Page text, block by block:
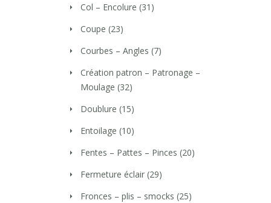
Col – Encolure (31)
Coupe (23)
Courbes – Angles (7)
Création patron – Patronage –
Moulage (32)
Doublure (15)
Entoilage (10)
Fentes – Pattes – Pinces (20)
Fermeture éclair (29)
Fronces – plis – smocks (25)